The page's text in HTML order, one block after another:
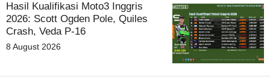
Hasil Kualifikasi Moto3 Inggris
2026: Scott Ogden Pole, Quiles
Crash, Veda P-16
8 August 2026